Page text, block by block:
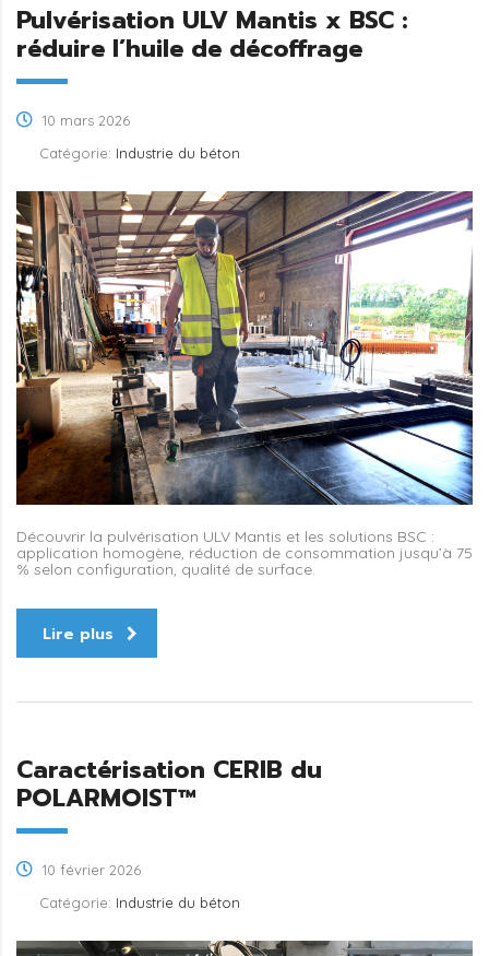
Pulvérisation ULV Mantis x BSC :
réduire l’huile de décoffrage
10 mars 2026
Catégorie: Industrie du béton
Découvrir la pulvérisation ULV Mantis et les solutions BSC :
application homogène, réduction de consommation jusqu’à 75
% selon configuration, qualité de surface.
Lire plus
Caractérisation CERIB du
POLARMOIST™
10 février 2026
Catégorie: Industrie du béton